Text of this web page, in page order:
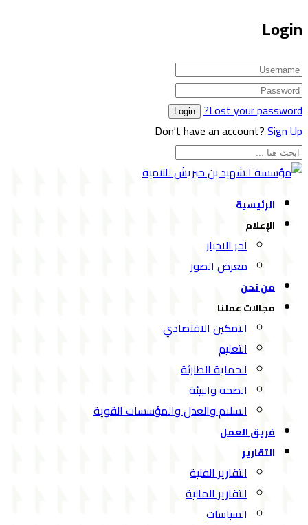
Login
Lost your password?
Don't have an account?Sign Up
الرئيسية
الإعلام
آخر الاخبار
معرض الصور
من نحن
مجالات عملنا
التمكين الاقتصادي
التعليم
الحماية الطارئة
الصحة والبيئة
السلام والعدل والمؤسسات القوية
فريق العمل
التقارير
التقارير الفنية
التقارير المالية
السياسات